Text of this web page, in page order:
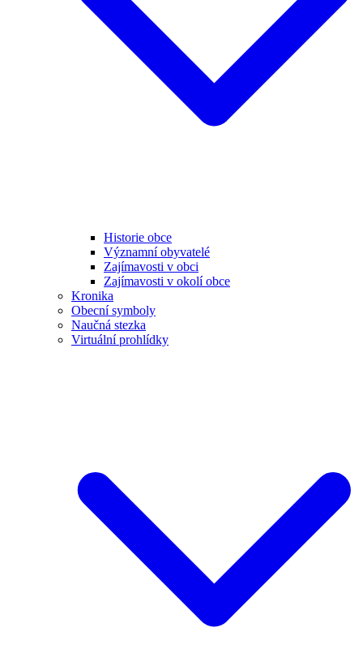
Historie obce
Významní obyvatelé
Zajímavosti v obci
Zajímavosti v okolí obce
Kronika
Obecní symboly
Naučná stezka
Virtuální prohlídky